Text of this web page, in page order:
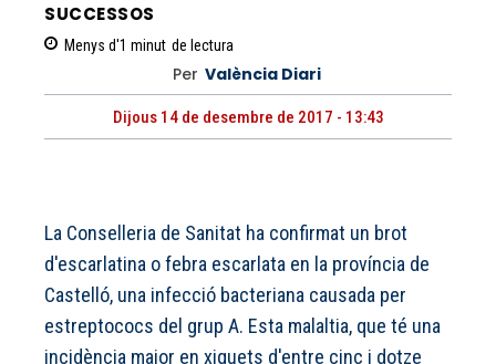
SUCCESSOS
Menys d'1 minut de lectura
Per València Diari
Dijous 14 de desembre de 2017 - 13:43
La Conselleria de Sanitat ha confirmat un brot
d'escarlatina o febra escarlata en la província de
Castelló, una infecció bacteriana causada per
estreptococs del grup A. Esta malaltia, que té una
incidència major en xiquets d'entre cinc i dotze